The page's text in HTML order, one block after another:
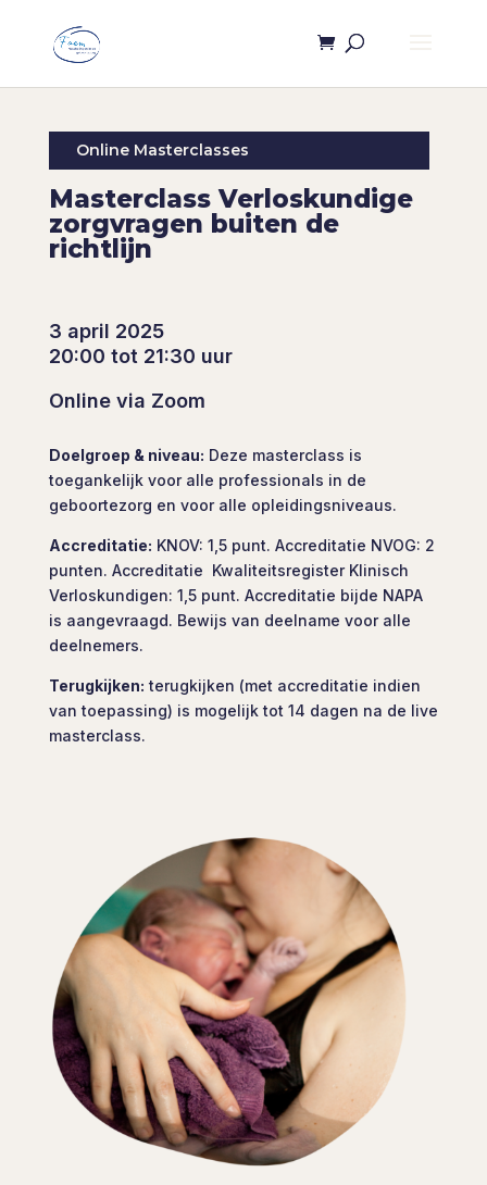
Online Masterclasses
Masterclass Verloskundige
zorgvragen buiten de
richtlijn
3 april 2025
20:00 tot 21:30 uur
Online via Zoom
Doelgroep & niveau: Deze masterclass is
toegankelijk voor alle professionals in de
geboortezorg en voor alle opleidingsniveaus.
Accreditatie: KNOV: 1,5 punt. Accreditatie NVOG: 2
punten. Accreditatie Kwaliteitsregister Klinisch
Verloskundigen: 1,5 punt. Accreditatie bijde NAPA
is aangevraagd. Bewijs van deelname voor alle
deelnemers.
Terugkijken: terugkijken (met accreditatie indien
van toepassing) is mogelijk tot 14 dagen na de live
masterclass.